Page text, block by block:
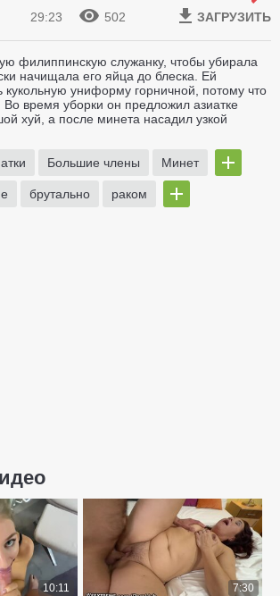
29:23 502 ЗАГРУЗИТЬ
филиппинскую служанку, чтобы убирала
начищала его яйца до блеска. Ей
кукольную униформу горничной, потому что
Во время уборки он предложил азиатке
хуй, а после минета насадил узкой
Большие члены Минет
брутально раком
10:11 7:30